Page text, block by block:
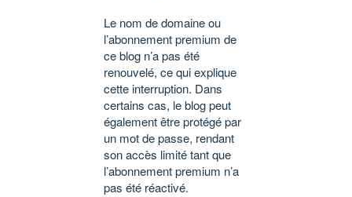
Le nom de domaine ou
l’abonnement premium de
ce blog n’a pas été
renouvelé, ce qui explique
cette interruption. Dans
certains cas, le blog peut
également être protégé par
un mot de passe, rendant
son accès limité tant que
l’abonnement premium n’a
pas été réactivé.